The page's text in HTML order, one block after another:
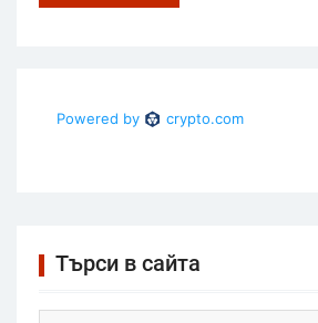
Търси в сайта